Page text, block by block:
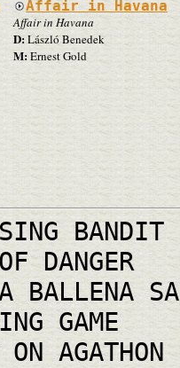
Affair in Havana
Affair in Havana
D:László Benedek
M:Ernest Gold
BANDIT
DANGER
BALLENA
GAME
AGATHON